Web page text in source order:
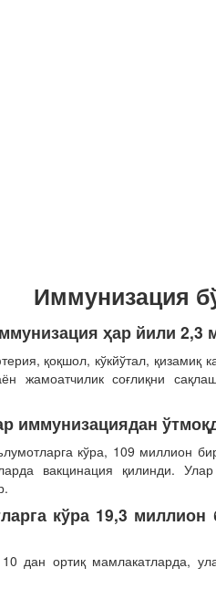
Иммунизация
ҳар йили
қоқшол, кўкйўтал, қизамиқ
жамоатчилик соғлиқни
иммунизациядан
кўра, 109 миллион
вакцинация қилинди.
кўра 19,3
дан ортиқ мамлакатларда,